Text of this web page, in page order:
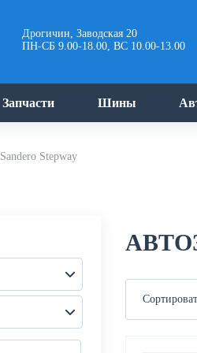
Дрогичин, Заводская 20
ПН-СБ 9.00-18.00, ВС 10.00-13.00
Запчасти Шины
Sandero Stepway